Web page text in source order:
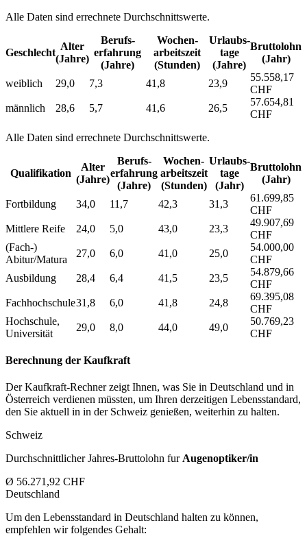
Alle Daten sind errechnete Durchschnittswerte.
Geschlecht
Alter
(Jahre)
Berufs­
erfahrung
(Jahre)
Wochen­
arbeitszeit
(Stunden)
Urlaubs­
tage
(Jahre)
Bruttolohn
(Jahr)
weiblich 29,0 7,3 41,8 23,9
55.558,17
CHF
männlich
28,6 5,7 41,6 26,5
57.654,81
CHF
Alle Daten sind errechnete Durchschnittswerte.
Qualifikation
Alter
(Jahre)
Berufs­
erfahrung
(Jahre)
Wochen­
arbeitszeit
(Stunden)
Urlaubs­
tage
(Jahr)
Bruttolohn
(Jahr)
Fortbildung 34,0 11,7 42,3 31,3
61.699,85
CHF
Mittlere Reife
24,0 5,0 43,0 23,3
49.907,69
CHF
(Fach-)
Abitur/Matura
27,0 6,0 41,0 25,0
54.000,00
CHF
Ausbildung
28,4 6,4 41,5 23,5
54.879,66
CHF
Fachhochschule31,8 6,0 41,8 24,8
69.395,08
CHF
Hochschule,
Universität
29,0 8,0 44,0 49,0
50.769,23
CHF
Berechnung der Kaufkraft
Der Kaufkraft-Rechner zeigt Ihnen, was Sie in Deutschland und in
Österreich verdienen müssten, um Ihren derzeitigen Lebensstandard,
den Sie aktuell in in der Schweiz genießen, weiterhin zu halten.
Schweiz
Durchschnittlicher Jahres-Bruttolohn furAugenoptiker/in
Ø 56.271,92 CHF
Deutschland
Um den Lebensstandard in Deutschland halten zu können,
empfehlen wir folgendes Gehalt: